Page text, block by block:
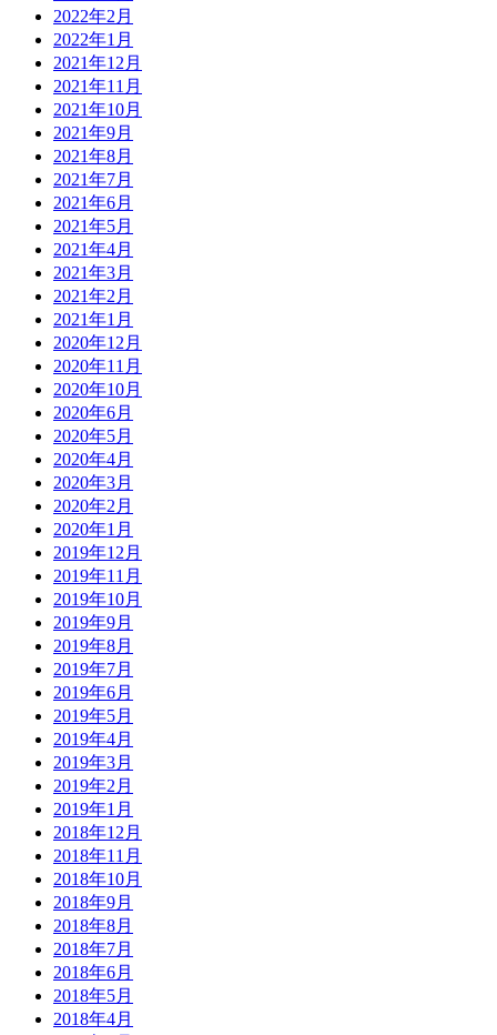
2022年2月
2022年1月
2021年12月
2021年11月
2021年10月
2021年9月
2021年8月
2021年7月
2021年6月
2021年5月
2021年4月
2021年3月
2021年2月
2021年1月
2020年12月
2020年11月
2020年10月
2020年6月
2020年5月
2020年4月
2020年3月
2020年2月
2020年1月
2019年12月
2019年11月
2019年10月
2019年9月
2019年8月
2019年7月
2019年6月
2019年5月
2019年4月
2019年3月
2019年2月
2019年1月
2018年12月
2018年11月
2018年10月
2018年9月
2018年8月
2018年7月
2018年6月
2018年5月
2018年4月